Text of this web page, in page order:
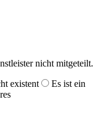
nicht mitgeteilt.
existent
Es ist ein